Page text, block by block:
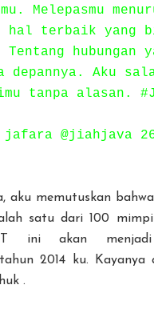
Melepasmu
hal terbaik yang
Tentang hubungan
depannya. Aku
tanpa alasan.
jiah al jafara
aku memutuskan bahwa
satu dari 100
ini akan
2014 ku. Kayanya
.